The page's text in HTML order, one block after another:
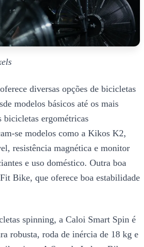
diversas opções de bicicletas
modelos básicos até os mais
bicicletas ergométricas
se modelos como a Kikos K2,
resistência magnética e monitor
e uso doméstico. Outra boa
Bike, que oferece boa estabilidade
spinning, a Caloi Smart Spin é
robusta, roda de inércia de 18 kg e